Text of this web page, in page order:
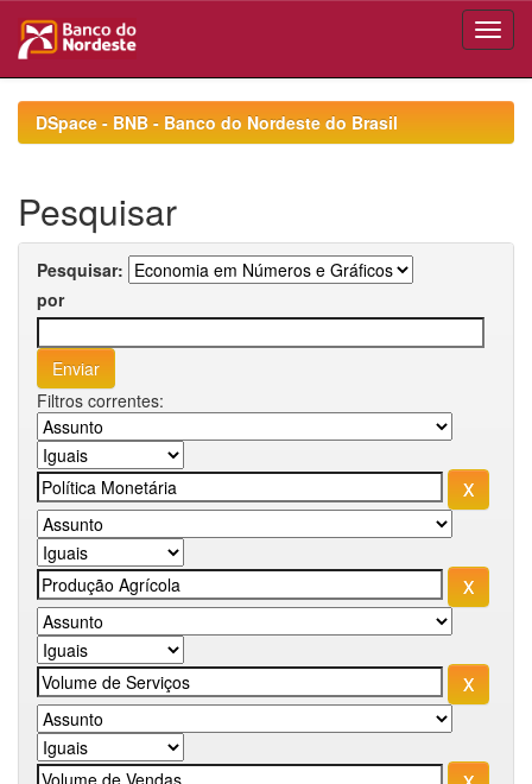
navigationDSpace - BNB - Banco do Nordeste do Brasil
Pesquisar
Pesquisar:
por
Filtros correntes: